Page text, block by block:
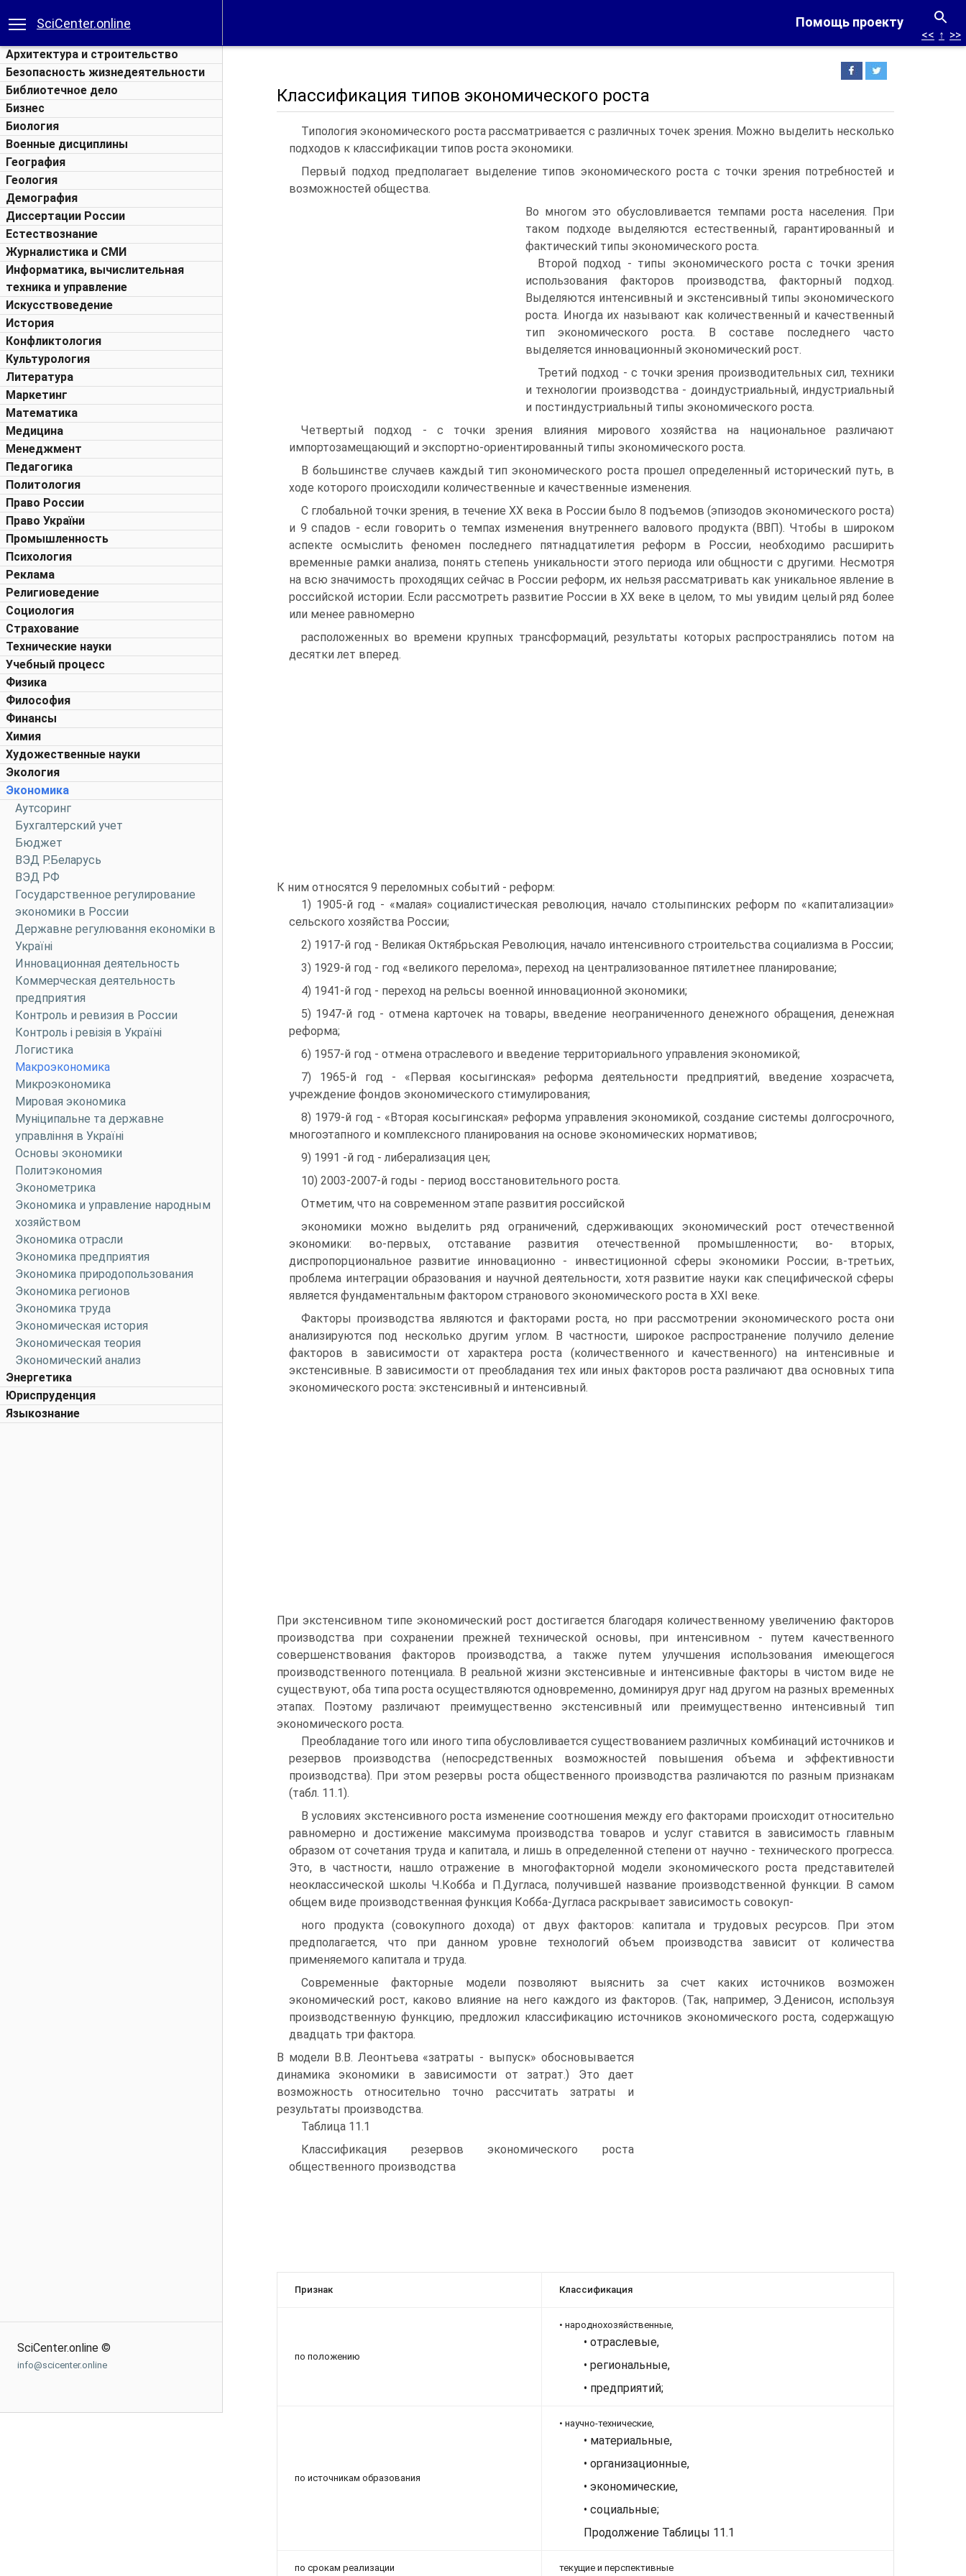
Помощь проекту
SciCenter.online
Архитектура и строительство
Безопасность жизнедеятельности
Библиотечное дело
Бизнес
Биология
Военные дисциплины
География
Геология
Демография
Диссертации России
Естествознание
Журналистика и СМИ
Информатика, вычислительная
техника и управление
Искусствоведение
История
Конфликтология
Культурология
Литература
Маркетинг
Математика
Медицина
Менеджмент
Педагогика
Политология
Право России
Право України
Промышленность
Психология
Реклама
Религиоведение
Социология
Страхование
Технические науки
Учебный процесс
Физика
Философия
Финансы
Химия
Художественные науки
Экология
Экономика
Аутсоринг
Бухгалтерский учет
Бюджет
ВЭД Р.Беларусь
ВЭД РФ
Государственное регулирование
экономики в России
Державне регулювання економіки в
Україні
Инновационная деятельность
Коммерческая деятельность
предприятия
Контроль и ревизия в России
Контроль і ревізія в Україні
Логистика
Макроэкономика
Микроэкономика
Мировая экономика
Муніципальне та державне
управління в Україні
Основы экономики
Политэкономия
Эконометрика
Экономика и управление народным
хозяйством
Экономика отрасли
Экономика предприятия
Экономика природопользования
Экономика регионов
Экономика труда
Экономическая история
Экономическая теория
Экономический анализ
Энергетика
Юриспруденция
Языкознание
SciCenter.online ©
info@scicenter.online
<< ↑ >>
Классификация типов экономического роста
Типология экономического роста рассматривается с раз­личных точек зрения. Можно выделить несколько
подходов к классификации типов роста экономики.
Первый подход предполагает выделение типов экономи­ческого роста с точки зрения потребностей и
возможностей общества.
Во многом это обусловливается темпами роста населения. При
таком подходе выделяются естественный, га­рантированный и
фактический типы экономического роста.
Второй подход - типы экономического роста с точки зре­ния
использования факторов производства, факторный под­ход.
Выделяются интенсивный и экстенсивный типы эконо­мического
роста. Иногда их называют как количественный и качественный
тип экономического роста. В составе последне­го часто
выделяется инновационный экономический рост.
Третий подход - с точки зрения производительных сил, техники
и технологии производства - доиндустриальный, ин­дустриальный
и постиндустриальный типы экономического роста.
Четвертый подход - с точки зрения влияния мирового хозяйства на национальное различают
импортозамещающий и экспортно-ориентированный типы экономического роста.
В большинстве случаев каждый тип экономического роста прошел определенный исторический путь, в
ходе которого про­исходили количественные и качественные изменения.
С глобальной точки зрения, в течение XX века в России было 8 подъемов (эпизодов экономического роста)
и 9 спадов - если говорить о темпах изменения внутреннего валового продукта (ВВП). Чтобы в широком
аспекте осмыслить фено­мен последнего пятнадцатилетия реформ в России, необходи­мо расширить
временные рамки анализа, понять степень уни­кальности этого периода или общности с другими. Несмотря
на всю значимость проходящих сейчас в России реформ, их нельзя рассматривать как уникальное явление в
российской истории. Если рассмотреть развитие России в XX веке в це­лом, то мы увидим целый ряд более
или менее равномерно
расположенных во времени крупных трансформаций, резуль­таты которых распространялись потом на
десятки лет вперед.
К ним относятся 9 переломных событий - реформ:
1) 1905-й год - «малая» социалистическая революция, начало столыпинских реформ по «капитализации»
сельского хозяйства России;
2) 1917-й год - Великая Октябрьская Революция, начало интенсивного строительства социализма в России;
3) 1929-й год - год «великого перелома», переход на цен­трализованное пятилетнее планирование;
4) 1941-й год - переход на рельсы военной инновационной экономики;
5) 1947-й год - отмена карточек на товары, введение не­ограниченного денежного обращения, денежная
реформа;
6) 1957-й год - отмена отраслевого и введение территори­ального управления экономикой;
7) 1965-й год - «Первая косыгинская» реформа деятельно­сти предприятий, введение хозрасчета,
учреждение фондов экономического стимулирования;
8) 1979-й год - «Вторая косыгинская» реформа управле­ния экономикой, создание системы долгосрочного,
многоэтап­ного и комплексного планирования на основе экономических нормативов;
9) 1991 -й год - либерализация цен;
10) 2003-2007-й годы - период восстановительного роста.
Отметим, что на современном этапе развития российской
экономики можно выделить ряд ограничений, сдерживающих экономический рост отечественной
экономики: во-первых, отставание развития отечественной промышленности; во- вторых,
диспропорциональное развитие инновационно - инве­стиционной сферы экономики России; в-третьих,
проблема ин­теграции образования и научной деятельности, хотя развитие науки как специфической сферы
является фундаментальным фактором странового экономического роста в XXI веке.
Факторы производства являются и факторами роста, но при рассмотрении экономического роста они
анализируются под несколько другим углом. В частности, широкое распро­странение получило деление
факторов в зависимости от харак­тера роста (количественного и качественного) на интенсивные и
экстенсивные. В зависимости от преобладания тех или иных факторов роста различают два основных типа
экономического роста: экстенсивный и интенсивный.
При экстенсивном типе экономический рост достигается благодаря количественному увеличению факторов
производства при сохранении прежней технической основы, при интенсивном - путем качественного
совершенствования факторов производства, а также путем улучшения использования имеющегося
производственного по­тенциала. В реальной жизни экстенсивные и интенсивные фак­торы в чистом виде не
существуют, оба типа роста осуществ­ляются одновременно, доминируя друг над другом на разных временных
этапах. Поэтому различают преимущественно экс­тенсивный или преимущественно интенсивный тип
экономи­ческого роста.
Преобладание того или иного типа обусловливается суще­ствованием различных комбинаций источников и
резервов производства (непосредственных возможностей повышения объема и эффективности
производства). При этом резервы ро­ста общественного производства различаются по разным при­знакам
(табл. 11.1).
В условиях экстенсивного роста изменение соотношения между его факторами происходит относительно
равномерно и достижение максимума производства товаров и услуг ставится в зависимость главным
образом от сочетания труда и капитала, и лишь в определенной степени от научно - технического про­гресса.
Это, в частности, нашло отражение в многофакторной модели экономического роста представителей
неоклассиче­ской школы Ч.Кобба и П.Дугласа, получившей название про­изводственной функции. В самом
общем виде производствен­ная функция Кобба-Дугласа раскрывает зависимость совокуп-
ного продукта (совокупного дохода) от двух факторов: капи­тала и трудовых ресурсов. При этом
предполагается, что при данном уровне технологий объем производства зависит от ко­личества
применяемого капитала и труда.
Современные факторные модели позволяют выяснить за счет каких источников возможен
экономический рост, каково влияние на него каждого из факторов. (Так, например, Э.Денисон, используя
производственную функцию, предло­жил классификацию источников экономического роста, со­держащую
двадцать три фактора.
В модели В.В. Леонтьева «затраты - выпуск» обосновывается
динамика экономики в за­висимости от затрат.) Это дает
возможность относительно точно рассчитать затраты и
результаты производства.
Таблица 11.1
Классификация резервов экономического роста
общественного производства
Признак Классификация
по положению
• народнохозяйственные,
• отраслевые,
• региональные,
• предприятий;
по источникам образования
• научно-технические,
• материальные,
• организационные,
• экономические,
• социальные;
Продолжение Таблицы 11.1
по срокам реализации текущие и перспективные